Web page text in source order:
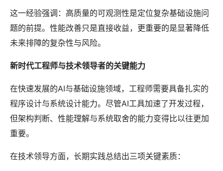
这一经验强调：高质量的可观测性是定位复杂基础设施问
题的前提。性能改善只是直接收益，更重要的是显著降低
未来排障的复杂性与风险。
新时代工程师与技术领导者的关键能力
在快速发展的AI与基础设施领域，工程师需要具备扎实的
程序设计与系统设计能力。尽管AI工具加速了开发过程，
但架构判断、性能理解与系统取舍的能力变得比以往更加
重要。
在技术领导方面，长期实践总结出三项关键素质：